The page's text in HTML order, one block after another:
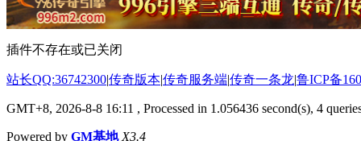
插件不存在或已关闭
站长QQ:36742300|传奇版本|传奇服务端|传奇一条龙|鲁ICP备
GMT+8, 2026-8-8 16:11 , Processed in 1.056436 second(s), 4
Powered by GM基地 X3.4